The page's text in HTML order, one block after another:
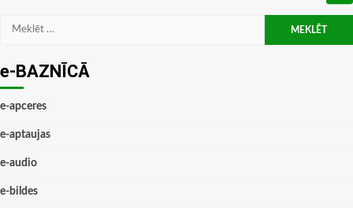
Meklēt:
e-BAZNĪCĀ
e-apceres
e-aptaujas
e-audio
e-bildes